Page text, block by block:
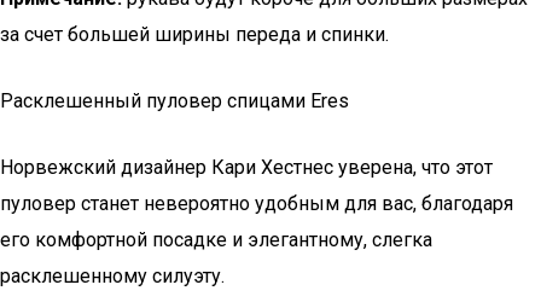
за счет большей ширины переда и спинки.
Расклешенный пуловер спицами Eres
Норвежский дизайнер Кари Хестнес уверена, что этот
пуловер станет невероятно удобным для вас, благодаря
его комфортной посадке и элегантному, слегка
расклешенному силуэту.